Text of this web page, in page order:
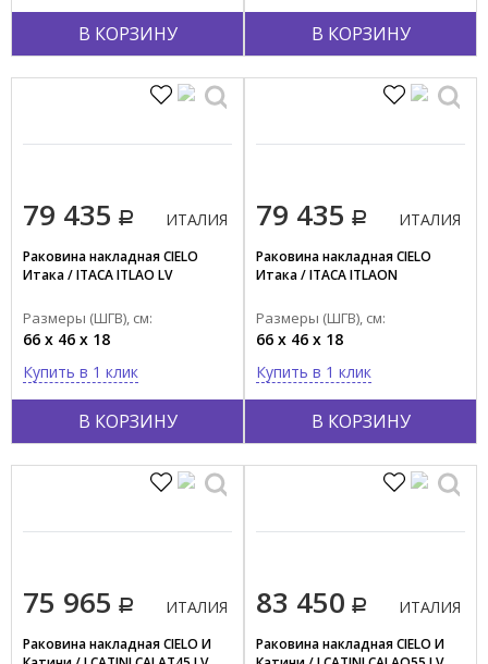
В КОРЗИНУ В КОРЗИНУ
79 435
В КОРЗИНУ
ИТАЛИЯ
Раковина накладная CIELO
Итака / ITACA ITLAO LV
Размеры (ШГВ), см:
66 x 46 x 18
Купить в 1 клик
79 435
В КОРЗИНУ
ИТАЛИЯ
Раковина накладная CIELO
Итака / ITACA ITLAON
Размеры (ШГВ), см:
66 x 46 x 18
Купить в 1 клик
75 965 ИТАЛИЯ
Раковина накладная CIELO И
83 450 ИТАЛИЯ
Раковина накладная CIELO И